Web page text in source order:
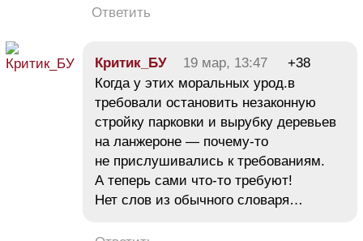
Ответить
Критик_БУ 19 мар, 13:47
+38
Когда у этих моральных урод.в
требовали остановить незаконную
стройку парковки и вырубку деревьев
на ланжероне — почему-то
не прислушивались к требованиям.
А теперь сами что-то требуют!
Нет слов из обычного словаря…